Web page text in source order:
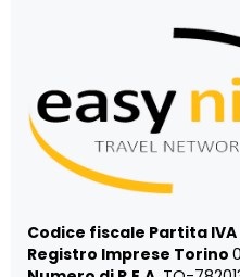
Codice fiscale Partita IVA
Registro Imprese Torino